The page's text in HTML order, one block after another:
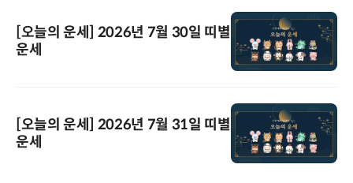
[오늘의 운세] 2026년 7월 30일 띠별
운세
[오늘의 운세] 2026년 7월 31일 띠별
운세